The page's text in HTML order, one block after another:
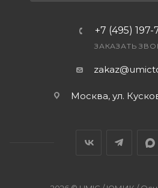
+7 (495) 197-
ЗАКАЗАТЬ
Москва, ул.